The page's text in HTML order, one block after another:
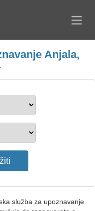
Anjala,
služba za upoznavanje